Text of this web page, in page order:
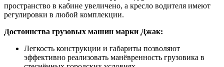
пространство в кабине увеличено, а кресло водителя имеют
регулировки в любой комплекции.
Достоинства грузовых машин марки Джак:
Легкость конструкции и габариты позволяют
эффективно реализовать манёвренность грузовика в